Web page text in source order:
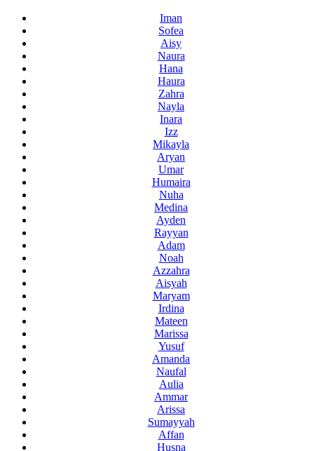
Iman
Sofea
Aisy
Naura
Hana
Haura
Zahra
Nayla
Inara
Izz
Mikayla
Aryan
Umar
Humaira
Nuha
Medina
Ayden
Rayyan
Adam
Noah
Azzahra
Aisyah
Maryam
Irdina
Mateen
Marissa
Yusuf
Amanda
Naufal
Aulia
Ammar
Arissa
Sumayyah
Affan
Husna